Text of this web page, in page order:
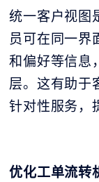
统一客户视图
员可在同一界
和偏好等信息
层。这有助于
针对性服务，
优化工单流转